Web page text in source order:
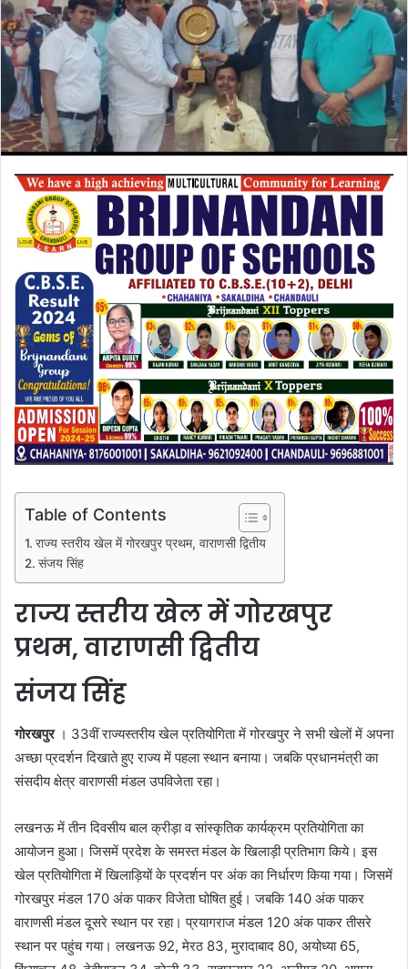
Table of Contents
राज्य स्तरीय खेल में गोरखपुर प्रथम, वाराणसी द्वितीय
संजय सिंह
राज्य स्तरीय खेल में गोरखपुर
प्रथम, वाराणसी द्वितीय
संजय सिंह
गोरखपुर। 33वीं राज्यस्तरीय खेल प्रतियोगिता में गोरखपुर ने सभी खेलों में अपना
अच्छा प्रदर्शन दिखाते हुए राज्य में पहला स्थान बनाया। जबकि प्रधानमंत्री का
संसदीय क्षेत्र वाराणसी मंडल उपविजेता रहा।
लखनऊ में तीन दिवसीय बाल क्रीड़ा व सांस्कृतिक कार्यक्रम प्रतियोगिता का
आयोजन हुआ। जिसमें प्रदेश के समस्त मंडल के खिलाड़ी प्रतिभाग किये। इस
खेल प्रतियोगिता में खिलाड़ियों के प्रदर्शन पर अंक का निर्धारण किया गया। जिसमें
गोरखपुर मंडल 170 अंक पाकर विजेता घोषित हुई। जबकि 140 अंक पाकर
वाराणसी मंडल दूसरे स्थान पर रहा। प्रयागराज मंडल 120 अंक पाकर तीसरे
स्थान पर पहुंच गया। लखनऊ 92, मेरठ 83, मुरादाबाद 80, अयोध्या 65,